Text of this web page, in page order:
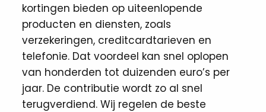
kortingen ​bieden op uiteenlopende
producten en diensten, zoals
verzekeringen, creditcardtarieven en
telefonie. Dat voordeel kan snel oplopen
van honderden tot duizenden euro’s per
jaar. De contributie wordt zo al snel
terugverdiend. Wij regelen de beste